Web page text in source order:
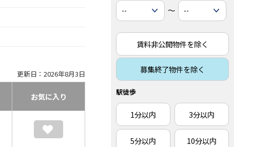
更新日：2026年8月3日
お気に入り
～
賃料非公開物件を除く
募集終了物件を除く
駅徒歩
1分以内 3分以内
5分以内 10分以内